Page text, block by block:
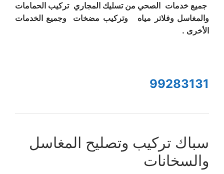
جميع خدمات الصحي من تسليك المجاري تركيب الحمامات
والمغاسل وفلاتر مياه وتركيب مضخات وجميع الخدمات
الأخرى .
99283131
سباك تركيب وتصليح المغاسل
والسخانات